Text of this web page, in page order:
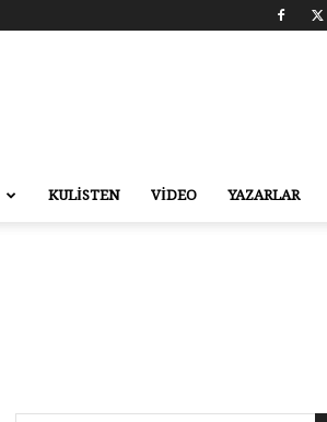
KULİSTEN VİDEO YAZARLAR